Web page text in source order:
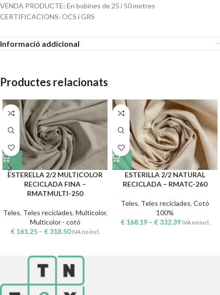
VENDA PRODUCTE: En bobines de 25 i 50 metres
CERTIFICACIONS: OCS i GRS
Informació addicional
Productes relacionats
ESTERELLA 2/2 MULTICOLOR
RECICLADA FINA –
RMATMULTI-250
Teles, Teles reciclades, Multicolor,
Multicolor - cotó
€161.25– €318.50 IVA no incl.
ESTERILLA 2/2 NATURAL
RECICLADA – RMATC-260
Teles, Teles reciclades, Cotó
100%
€168.19– €332.39 IVA no incl.